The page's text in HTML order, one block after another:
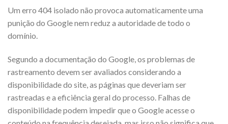
Um erro 404 isolado não provoca automaticamente uma
punição do Google nem reduz a autoridade de todo o
domínio.
Segundo a documentação do Google, os problemas de
rastreamento devem ser avaliados considerando a
disponibilidade do site, as páginas que deveriam ser
rastreadas e a eficiência geral do processo. Falhas de
disponibilidade podem impedir que o Google acesse o